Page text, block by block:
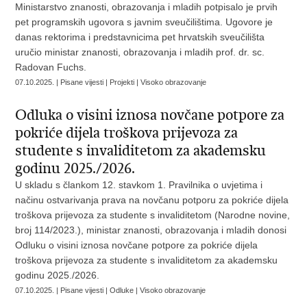
Ministarstvo znanosti, obrazovanja i mladih potpisalo je prvih
pet programskih ugovora s javnim sveučilištima. Ugovore je
danas rektorima i predstavnicima pet hrvatskih sveučilišta
uručio ministar znanosti, obrazovanja i mladih prof. dr. sc.
Radovan Fuchs.
07.10.2025. | Pisane vijesti | Projekti | Visoko obrazovanje
Odluka o visini iznosa novčane potpore za
pokriće dijela troškova prijevoza za
studente s invaliditetom za akademsku
godinu 2025./2026.
U skladu s člankom 12. stavkom 1. Pravilnika o uvjetima i
načinu ostvarivanja prava na novčanu potporu za pokriće dijela
troškova prijevoza za studente s invaliditetom (Narodne novine,
broj 114/2023.), ministar znanosti, obrazovanja i mladih donosi
Odluku o visini iznosa novčane potpore za pokriće dijela
troškova prijevoza za studente s invaliditetom za akademsku
godinu 2025./2026.
07.10.2025. | Pisane vijesti | Odluke | Visoko obrazovanje